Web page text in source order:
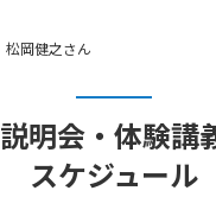
松岡健之さん
説明会・体験講
スケジュール